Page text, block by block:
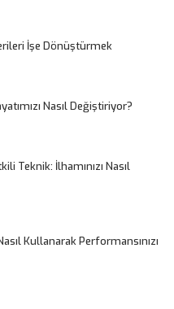
İşe Dönüştürmek
Nasıl Değiştiriyor?
Teknik: İlhamınızı Nasıl
Kullanarak Performansınızı